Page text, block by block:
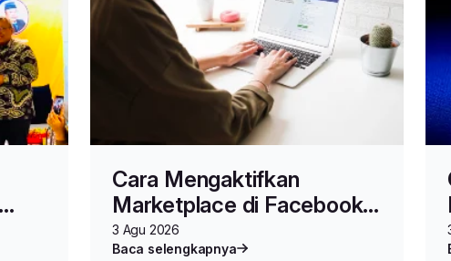
Cara Mengaktifkan
Marketplace di Facebook
untuk Jualan Online
3 Agu 2026
Baca selengkapnya